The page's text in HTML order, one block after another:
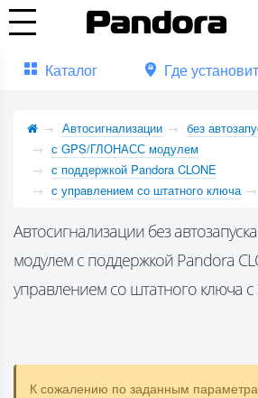
Каталог Где
Автосигнализации
без
с GPS/ГЛОНАСС модулем
с поддержкой Pandora CLONE
с управлением со штатного ключа
Автосигнализации без
модулем с поддержкой Pandora
управлением со штатного ключа
К сожалению по заданным